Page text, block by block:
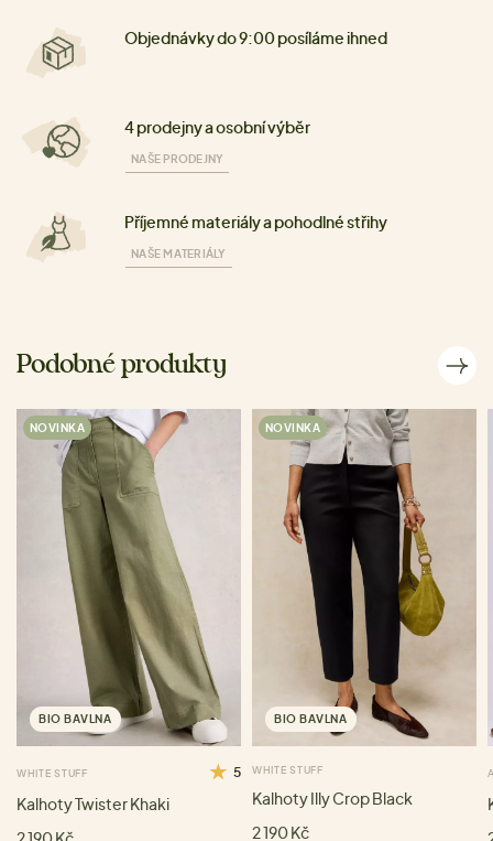
Objednávky do 9:00 posíláme ihned
4 prodejny a osobní výběr
NAŠE PRODEJNY
Příjemné materiály a pohodlné střihy
NAŠE MATERIÁLY
Podobné produkty
NOVINKA
BIO BAVLNA
WHITE STUFF 5
Kalhoty Twister Khaki
NOVINKA
BIO BAVLNA
WHITE STUFF
Kalhoty Illy Crop Black
2 190 Kč